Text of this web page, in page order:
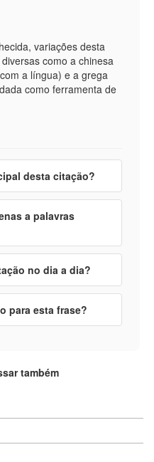
variações desta
como a chinesa
a língua) e a grega
como ferramenta de
desta citação?
a palavras
no dia a dia?
para esta frase?
também